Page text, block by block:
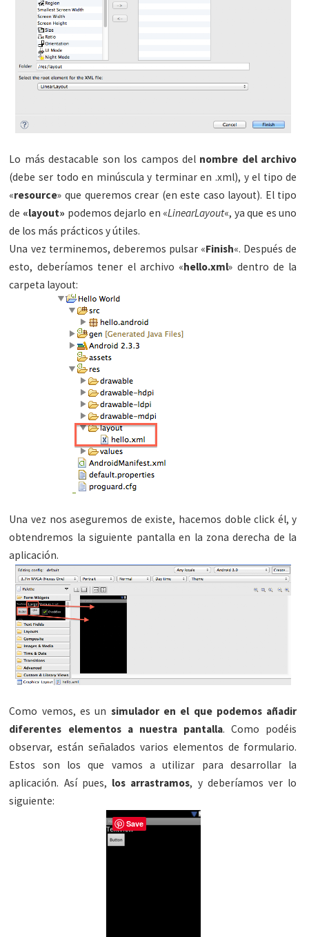
Lo más destacable son los campos del nombre del archivo
(debe ser todo en minúscula y terminar en .xml), y el tipo de
«resource» que queremos crear (en este caso layout). El tipo
de «layout» podemos dejarlo en «LinearLayout«, ya que es uno
de los más prácticos y útiles.
Una vez terminemos, deberemos pulsar «Finish«. Después de
esto, deberíamos tener el archivo «hello.xml» dentro de la
carpeta layout:
Una vez nos aseguremos de existe, hacemos doble click él, y
obtendremos la siguiente pantalla en la zona derecha de la
aplicación.
Como vemos, es un simulador en el que podemos añadir
diferentes elementos a nuestra pantalla. Como podéis
observar, están señalados varios elementos de formulario.
Estos son los que vamos a utilizar para desarrollar la
aplicación. Así pues, los arrastramos, y deberíamos ver lo
siguiente:
Save